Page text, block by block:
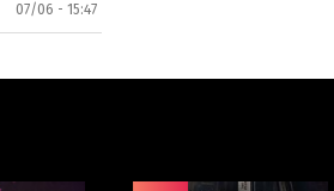
07/06 - 15:47